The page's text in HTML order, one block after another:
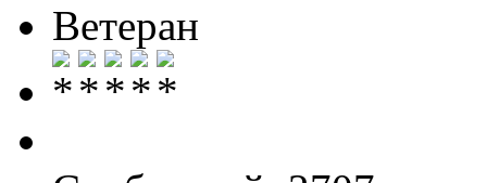
Ветеран